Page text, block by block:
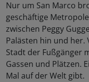
Nur um San Marco
geschäftige
zwischen Peggy
Palästen hin und her.
Stadt der Fußgänger
Gassen und Plätzen.
Mal auf der Welt gibt.